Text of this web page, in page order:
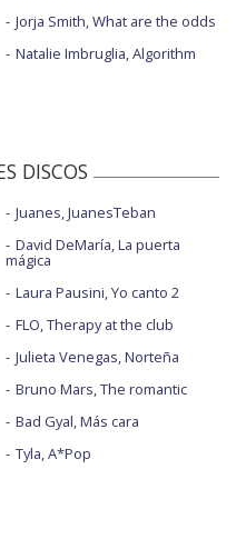
Jorja Smith, What are the odds
Natalie Imbruglia, Algorithm
DISCOS
Juanes, JuanesTeban
David DeMaría, La puerta
mágica
Laura Pausini, Yo canto 2
FLO, Therapy at the club
Julieta Venegas, Norteña
Bruno Mars, The romantic
Bad Gyal, Más cara
Tyla, A*Pop